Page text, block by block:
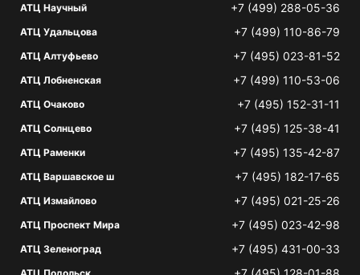
АТЦ Научный +7 (499) 288-05-36
АТЦ Удальцова +7 (499) 110-86-79
АТЦ Алтуфьево +7 (495) 023-81-52
АТЦ Лобненская +7 (499) 110-53-06
АТЦ Очаково +7 (495) 152-31-11
АТЦ Солнцево +7 (495) 125-38-41
АТЦ Раменки +7 (495) 135-42-87
АТЦ Варшавское ш +7 (495) 182-17-65
АТЦ Измайлово +7 (495) 021-25-26
АТЦ Проспект Мира +7 (495) 023-42-98
АТЦ Зеленоград +7 (495) 431-00-33